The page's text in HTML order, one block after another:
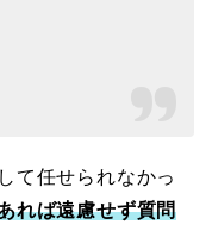
て任せられなかっ
れば遠慮せず質問